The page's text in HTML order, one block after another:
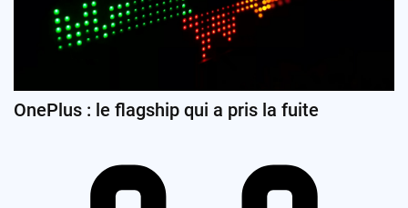
OnePlus : le flagship qui a pris la fuite